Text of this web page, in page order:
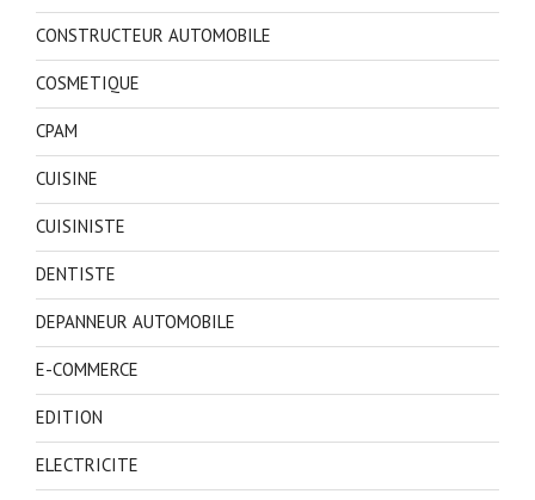
CONSTRUCTEUR AUTOMOBILE
COSMETIQUE
CPAM
CUISINE
CUISINISTE
DENTISTE
DEPANNEUR AUTOMOBILE
E-COMMERCE
EDITION
ELECTRICITE